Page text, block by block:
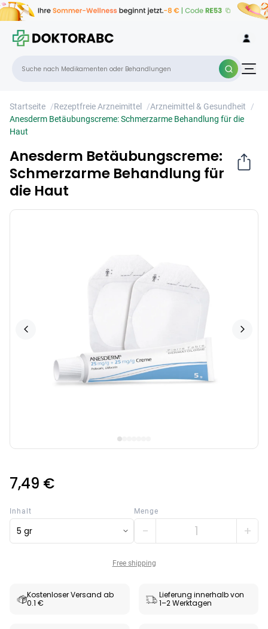
Startseite /Rezeptfreie Arzneimittel /Arzneimittel & Gesundheit
/
Anesderm Betäubungscreme: Schmerzarme Behandlung für die
Haut
Anesderm Betäubungscreme:
Schmerzarme Behandlung für
die Haut
7,49 €
Inhalt
5 gr
Menge
− +
Free shipping
Kostenloser Versand ab
0.1 €
Lieferung innerhalb von
1–2 Werktagen
Schmerzarme Behandlung für die Haut
×